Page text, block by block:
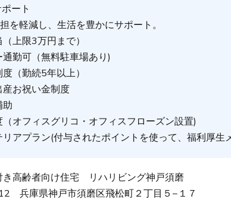
ート
を軽減し、生活を豊かにサポート。
（上限3万円まで）
通勤可（無料駐車場あり)
度（勤続5年以上）
産お祝い金制度
助
（オフィスグリコ・オフィスフローズン設置)
リアプラン(付与されたポイントを使って、福利厚
き高齢者向け住宅 リハリビング神戸須磨
兵庫県神戸市須磨区飛松町２丁目５−１７